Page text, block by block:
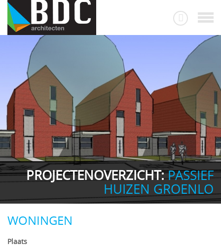
PROJECTENOVERZICHT:PASSIEF
HUIZEN GROENLO
WONINGEN
Plaats